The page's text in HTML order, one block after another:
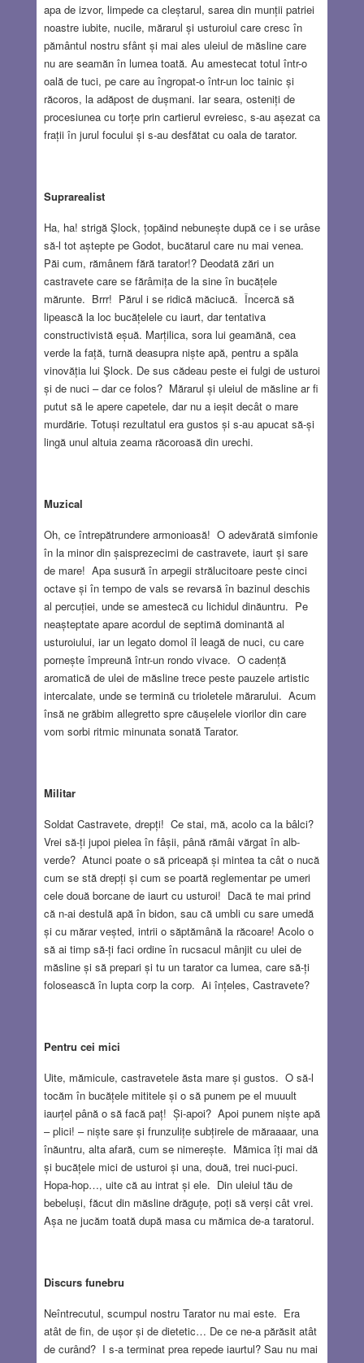
apa de izvor, limpede ca cleștarul, sarea din munții patriei
noastre iubite, nucile, mărarul și usturoiul care cresc în
pământul nostru sfânt și mai ales uleiul de măsline care
nu are seamăn în lumea toată. Au amestecat totul într-o
oală de tuci, pe care au îngropat-o într-un loc tainic și
răcoros, la adăpost de dușmani. Iar seara, osteniți de
procesiunea cu torțe prin cartierul evreiesc, s-au așezat ca
frații în jurul focului și s-au desfătat cu oala de tarator.
Suprarealist
Ha, ha! strigă Şlock, țopăind nebunește după ce i se urâse
să-l tot aștepte pe Godot, bucătarul care nu mai venea.
Păi cum, rămânem fără tarator!? Deodată zări un
castravete care se fărâmița de la sine în bucățele
mărunte. Brrr! Părul i se ridică măciucă. Încercă să
lipească la loc bucățelele cu iaurt, dar tentativa
constructivistă eșuă. Marțilica, sora lui geamănă, cea
verde la față, turnă deasupra niște apă, pentru a spăla
vinovăția lui Şlock. De sus cădeau peste ei fulgi de usturoi
și de nuci – dar ce folos? Mărarul și uleiul de măsline ar fi
putut să le apere capetele, dar nu a ieșit decât o mare
murdărie. Totuși rezultatul era gustos și s-au apucat să-și
lingă unul altuia zeama răcoroasă din urechi.
Muzical
Oh, ce întrepătrundere armonioasă! O adevărată simfonie
în la minor din șaisprezecimi de castravete, iaurt și sare
de mare! Apa susură în arpegii strălucitoare peste cinci
octave și în tempo de vals se revarsă în bazinul deschis
al percuției, unde se amestecă cu lichidul dinăuntru. Pe
neașteptate apare acordul de septimă dominantă al
usturoiului, iar un legato domol îl leagă de nuci, cu care
pornește împreună într-un rondo vivace. O cadență
aromatică de ulei de măsline trece peste pauzele artistic
intercalate, unde se termină cu trioletele mărarului. Acum
însă ne grăbim allegretto spre căușelele viorilor din care
vom sorbi ritmic minunata sonată Tarator.
Militar
Soldat Castravete, drepți! Ce stai, mă, acolo ca la bâlci?
Vrei să-ți jupoi pielea în fâșii, până rămâi vărgat în alb-
verde? Atunci poate o să priceapă și mintea ta cât o nucă
cum se stă drepți și cum se poartă reglementar pe umeri
cele două borcane de iaurt cu usturoi! Dacă te mai prind
că n-ai destulă apă în bidon, sau că umbli cu sare umedă
și cu mărar veșted, intrii o săptămână la răcoare! Acolo o
să ai timp să-ți faci ordine în rucsacul mânjit cu ulei de
măsline și să prepari și tu un tarator ca lumea, care să-ți
folosească în lupta corp la corp. Ai înțeles, Castravete?
Pentru cei mici
Uite, mămicule, castravetele ăsta mare și gustos. O să-l
tocăm în bucățele mititele și o să punem pe el muuult
iaurțel până o să facă paț! Și-apoi? Apoi punem niște apă
– plici! – niște sare și frunzulițe subțirele de măraaaar, una
înăuntru, alta afară, cum se nimerește. Mămica îți mai dă
și bucățele mici de usturoi și una, două, trei nuci-puci.
Hopa-hop…, uite că au intrat și ele. Din uleiul tău de
bebeluși, făcut din măsline drăguțe, poți să verși cât vrei.
Așa ne jucăm toată după masa cu mămica de-a taratorul.
Discurs funebru
Neîntrecutul, scumpul nostru Tarator nu mai este. Era
atât de fin, de ușor și de dietetic… De ce ne-a părăsit atât
de curând? I s-a terminat prea repede iaurtul? Sau nu mai